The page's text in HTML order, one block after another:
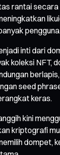
rantai secara
pengguna.
inti dari
koleksi NFT,
seed
keras.
kini
kriptografi
dompet,